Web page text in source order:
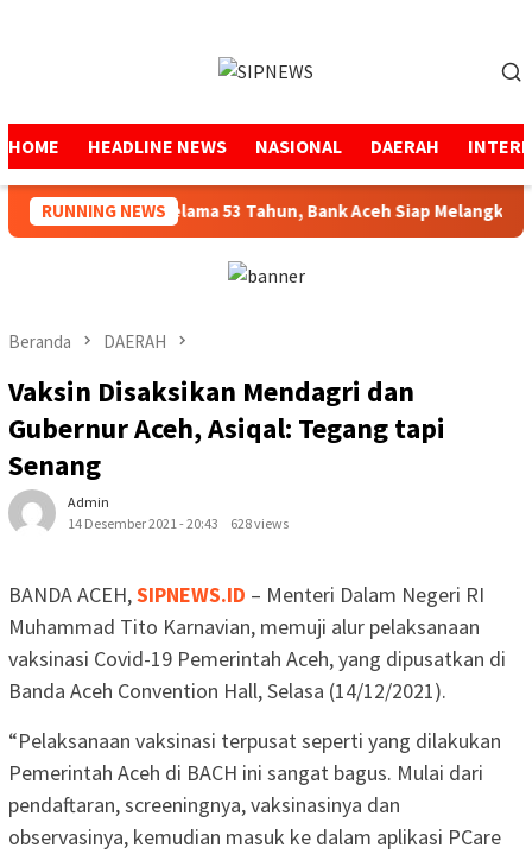
HOME HEADLINE NEWS NASIONAL DAERAH
RUNNING NEWS
Amanah Selama 53 Tahun, Bank Aceh Siap Melangkah
Beranda DAERAH
Vaksin Disaksikan Mendagri dan
Gubernur Aceh, Asiqal: Tegang tapi
Senang
Admin
14 Desember 2021 - 20:43
628 views
BANDA ACEH,SIPNEWS.ID – Menteri Dalam Negeri RI
Muhammad Tito Karnavian, memuji alur pelaksanaan
vaksinasi Covid-19 Pemerintah Aceh, yang dipusatkan di
Banda Aceh Convention Hall, Selasa (14/12/2021).
“Pelaksanaan vaksinasi terpusat seperti yang dilakukan
Pemerintah Aceh di BACH ini sangat bagus. Mulai dari
pendaftaran, screeningnya, vaksinasinya dan
observasinya, kemudian masuk ke dalam aplikasi PCare